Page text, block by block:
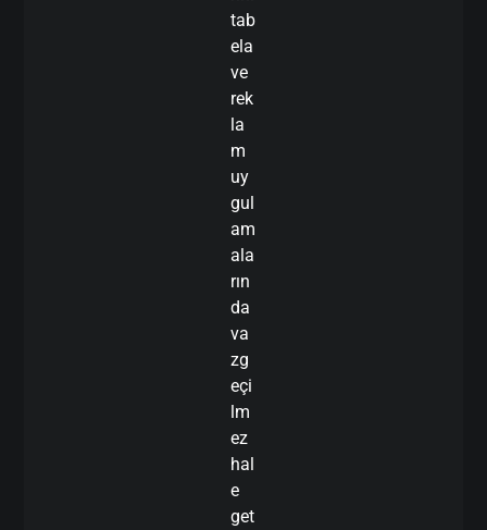
tab
ela
ve
rek
la
m
uy
gul
am
ala
rın
da
va
zg
eçi
lm
ez
hal
e
get